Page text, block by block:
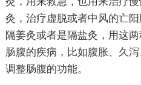
灸，治疗虚脱或者中风的亡
隔姜灸或者是隔盐灸，用这
肠腹的疾病，比如腹胀、久
调整肠腹的功能。